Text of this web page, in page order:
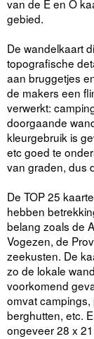
van de E en O
gebied.
De wandelkaart
topografische
aan bruggetjes
de makers een
verwerkt:
doorgaande
kleurgebruik is
etc goed te
van graden, dus
De TOP 25
hebben
belang zoals de
Vogezen, de
zeekusten. De
zo de lokale
voorkomend
omvat
berghutten, etc.
ongeveer 28 x